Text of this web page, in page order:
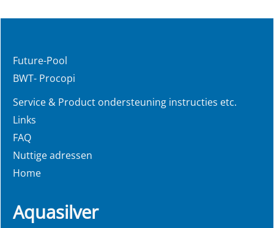
Future-Pool
BWT- Procopi
Service & Product ondersteuning instructies etc.
Links
FAQ
Nuttige adressen
Home
Aquasilver